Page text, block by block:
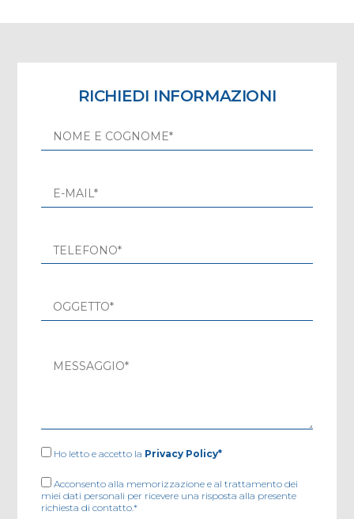
RICHIEDI INFORMAZIONI
Ho letto e accetto la Privacy Policy*
Acconsento alla memorizzazione e al trattamento dei
miei dati personali per ricevere una risposta alla presente
richiesta di contatto.*